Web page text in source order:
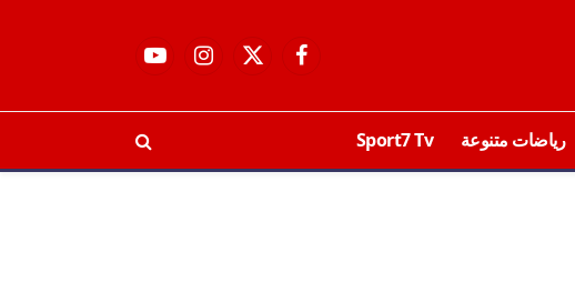
فيسبوكX
الانستغراميوتيوب
رياضات متنوعة Sport7 Tv